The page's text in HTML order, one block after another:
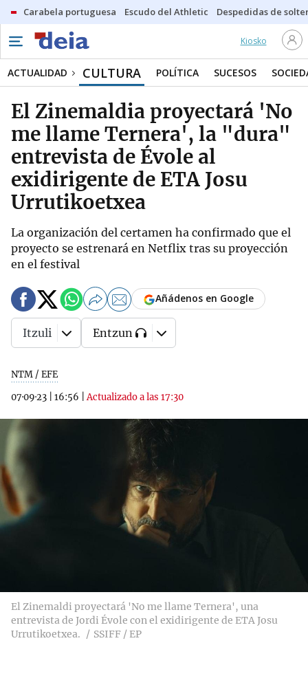
Carabela portuguesa Escudo del Athletic Despedidas de
Kiosko
ACTUALIDAD CULTURA POLÍTICA SUCESOS
El Zinemaldia proyectará 'No
me llame Ternera', la "dura"
entrevista de Évole al
exidirigente de ETA Josu
Urrutikoetxea
La organización del certamen ha confirmado que el
proyecto se estrenará en Netflix tras su proyección
en el festival
NTM / EFE
07·09·23
16:56 |Actualizado a las 17:30
Añádenos en Google
Itzuli Entzun
El Zinemaldi proyectará 'No me llame Ternera', una
entrevista de Jordi Évole con el exidirigente de ETA Josu
Urrutikoetxea.
SSIFF / EP